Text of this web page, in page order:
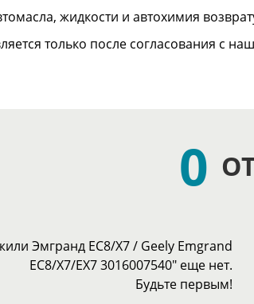
жидкости и автохимия
только после согласования с
0
Эмгранд ЕС8/Х7 / Geely Emgrand
EC8/X7/EX7 3016007540" еще нет.
Будьте первым!